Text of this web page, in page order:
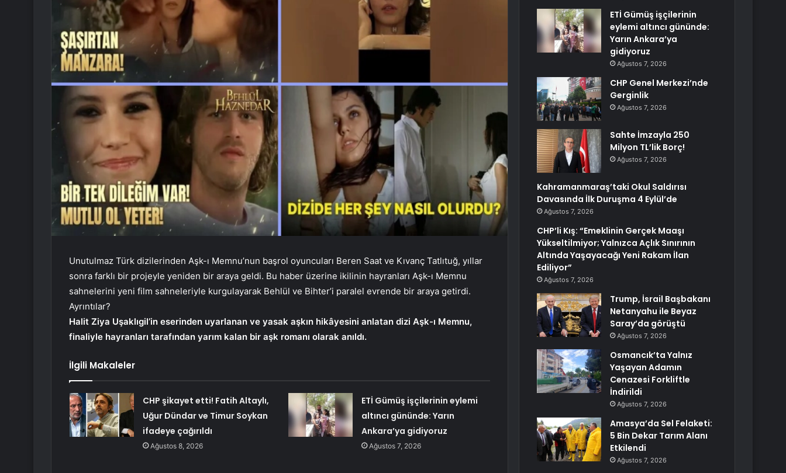
Unutulmaz Türk dizilerinden Aşk-ı Memnu’nun başrol oyuncuları Beren Saat ve Kıvanç Tatlıtuğ, yıllar
sonra farklı bir projeyle yeniden bir araya geldi. Bu haber üzerine ikilinin hayranları Aşk-ı Memnu
sahnelerini yeni film sahneleriyle kurgulayarak Behlül ve Bihter’i paralel evrende bir araya getirdi.
Ayrıntılar?
Halit Ziya Uşaklıgil’in eserinden uyarlanan ve yasak aşkın hikâyesini anlatan dizi Aşk-ı Memnu,
finaliyle hayranları tarafından yarım kalan bir aşk romanı olarak anıldı.
İlgili Makaleler
CHP şikayet etti! Fatih Altaylı,
Uğur Dündar ve Timur Soykan
ifadeye çağırıldı
Ağustos 8, 2026
ETİ Gümüş işçilerinin eylemi
altıncı gününde: Yarın
Ankara’ya gidiyoruz
Ağustos 7, 2026
ETİ Gümüş işçilerinin
eylemi altıncı gününde:
Yarın Ankara’ya
gidiyoruz
Ağustos 7, 2026
CHP Genel Merkezi’nde
Gerginlik
Ağustos 7, 2026
Sahte İmzayla 250
Milyon TL’lik Borç!
Ağustos 7, 2026
Kahramanmaraş’taki Okul Saldırısı
Davasında İlk Duruşma 4 Eylül’de
Ağustos 7, 2026
CHP’li Kış: “Emeklinin Gerçek Maaşı
Yükseltilmiyor; Yalnızca Açlık Sınırının
Altında Yaşayacağı Yeni Rakam İlan
Ediliyor”
Ağustos 7, 2026
Trump, İsrail Başbakanı
Netanyahu ile Beyaz
Saray’da görüştü
Ağustos 7, 2026
Osmancık’ta Yalnız
Yaşayan Adamın
Cenazesi Forkliftle
İndirildi
Ağustos 7, 2026
Amasya’da Sel Felaketi:
5 Bin Dekar Tarım Alanı
Etkilendi
Ağustos 7, 2026